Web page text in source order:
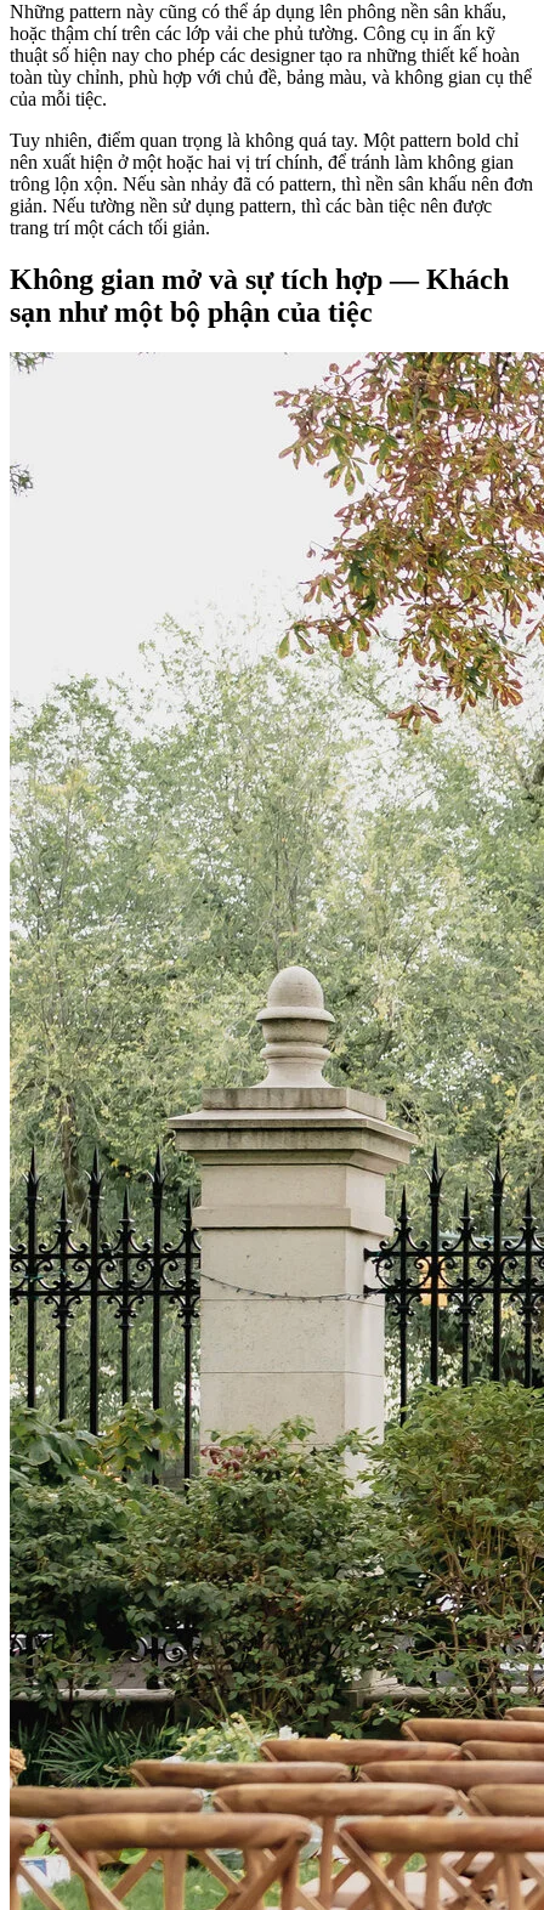
Những pattern này cũng có thể áp dụng lên phông nền sân khấu,
hoặc thậm chí trên các lớp vải che phủ tường. Công cụ in ấn kỹ
thuật số hiện nay cho phép các designer tạo ra những thiết kế hoàn
toàn tùy chỉnh, phù hợp với chủ đề, bảng màu, và không gian cụ thể
của mỗi tiệc.
Tuy nhiên, điểm quan trọng là không quá tay. Một pattern bold chỉ
nên xuất hiện ở một hoặc hai vị trí chính, để tránh làm không gian
trông lộn xộn. Nếu sàn nhảy đã có pattern, thì nền sân khấu nên đơn
giản. Nếu tường nền sử dụng pattern, thì các bàn tiệc nên được
trang trí một cách tối giản.
Không gian mở và sự tích hợp — Khách
sạn như một bộ phận của tiệc